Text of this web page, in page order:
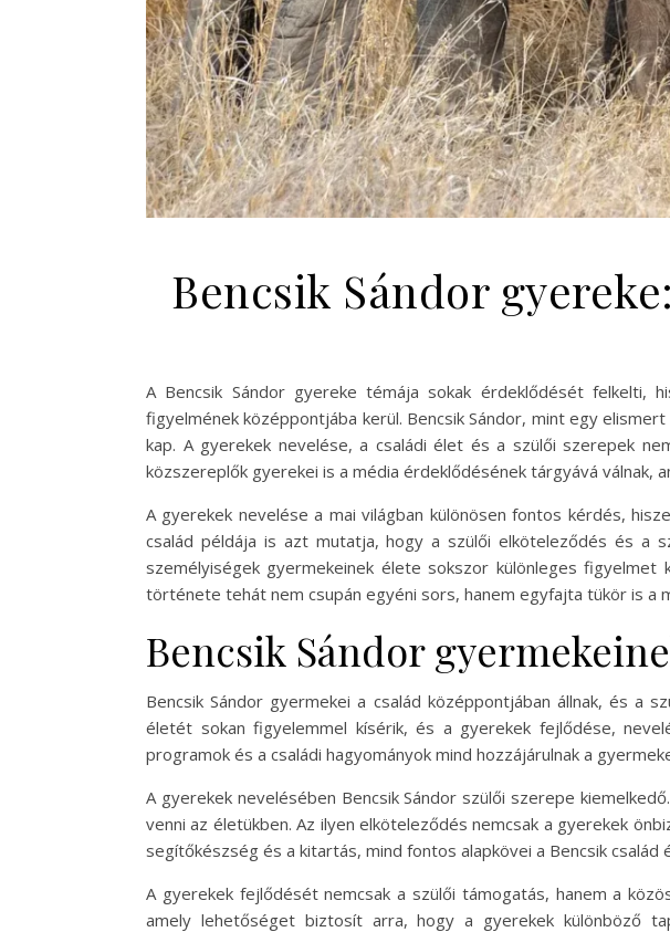
Bencsik Sándor
A Bencsik Sándor gyereke témája sokak érdeklődését felkelti,
figyelmének középpontjába kerül. Bencsik Sándor, mint egy
kap. A gyerekek nevelése, a családi élet és a szülői szerepek
közszereplők gyerekei is a média érdeklődésének tárgyává válnak,
A gyerekek nevelése a mai világban különösen fontos kérdés,
család példája is azt mutatja, hogy a szülői elköteleződés és a
személyiségek gyermekeinek élete sokszor különleges
története tehát nem csupán egyéni sors, hanem egyfajta tükör is a
Bencsik Sándor
Bencsik Sándor gyermekei a család középpontjában állnak, és a
életét sokan figyelemmel kísérik, és a gyerekek fejlődése,
programok és a családi hagyományok mind hozzájárulnak a
A gyerekek nevelésében Bencsik Sándor szülői szerepe
venni az életükben. Az ilyen elköteleződés nemcsak a gyerekek
segítőkészség és a kitartás, mind fontos alapkövei a Bencsik család
A gyerekek fejlődését nemcsak a szülői támogatás, hanem a
amely lehetőséget biztosít arra, hogy a gyerekek különböző